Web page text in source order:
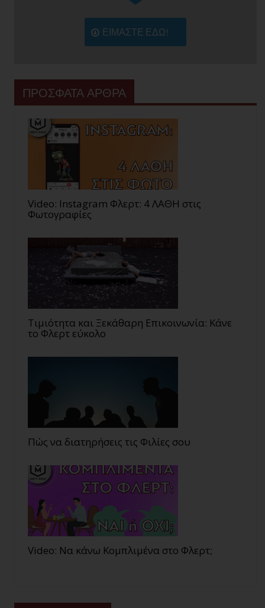
ΕΙΜΑΣΤΕ ΕΔΩ!
ΠΡΟΣΦΑΤΑ ΑΡΘΡΑ
Video: Instagram Φλερτ: 4 ΛΑΘΗ στις
Φωτογραφίες
Τιμιότητα και Ξεκάθαρη Επικοινωνία: Κάνε
το Φλερτ εύκολο
Πώς να διατηρήσεις τις Φιλίες σου
Video: Να κάνω Κομπλιμένα στο Φλερτ;